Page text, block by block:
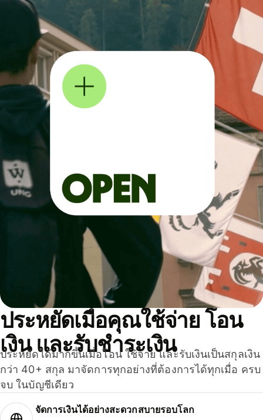
ประหยัดเมื่อคุณใช้จ่าย โอน
เงิน และรับชำระเงิน
ประหยัดได้มากขึ้นเมื่อโอน ใช้จ่าย และรับเงินเป็นสกุลเงิน
กว่า 40+ สกุล มาจัดการทุกอย่างที่ต้องการได้ทุกเมื่อ ครบ
จบ ในบัญชีเดียว
จัดการเงินได้อย่างสะดวกสบายรอบโลก